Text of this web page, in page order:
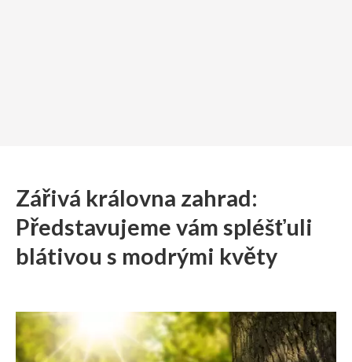
Zářivá královna zahrad:
Představujeme vám spléšťuli
blátivou s modrými květy